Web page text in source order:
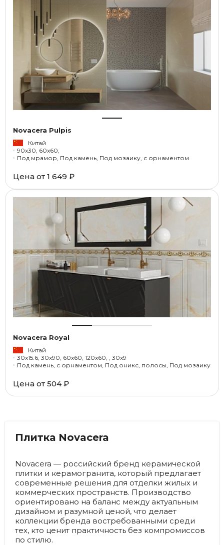
Novacera Pulpis
Китай
90x30, 60x60,
Под мрамор, Под камень, Под мозаику, с орнаментом
Цена от 1 649 ₽
Novacera Royal
Китай
30x15.6, 30x90, 60x60, 120x60, , 30x9
Под камень, с орнаментом, Под оникс, полосы, Под мозаику
Цена от 504 ₽
Плитка Novacera
Novacera — российский бренд керамической
плитки и керамогранита, который предлагает
современные решения для отделки жилых и
коммерческих пространств. Производство
ориентировано на баланс между актуальным
дизайном и разумной ценой, что делает
коллекции бренда востребованными среди
тех, кто ценит практичность без компромиссов
по стилю.